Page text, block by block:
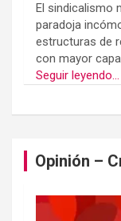
El sindicalismo
paradoja
estructuras de
con mayor
Seguir leyendo...
Opinión –